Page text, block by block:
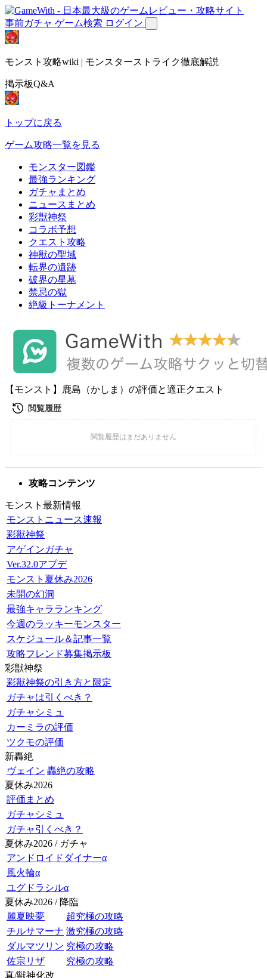
事前ガチャ ゲーム検索 ログイン
モンスト攻略wiki | モンスターストライク徹底解説
掲示板Q&A
トップに戻る
ゲーム攻略一覧を見る
モンスター図鑑
最強ランキング
ガチャまとめ
ニュースまとめ
彩獣神祭
コラボ予想
クエスト攻略
神獣の聖域
転界の遺跡
破界の星墓
禁忌の獄
絶級トーナメント
【モンスト】鹿島（かしま）の評価と適正クエスト
攻略コンテンツ
モンスト最新情報
モンストニュース速報
彩獣神祭
アゲインガチャ
Ver.32.0アプデ
モンスト夏休み2026
未開の幻洞
最強キャラランキング
今週のラッキーモンスター
スケジュール＆記事一覧
攻略フレンド募集掲示板
彩獣神祭
彩獣神祭の引き方と限定
ガチャは引くべき？
ガチャシミュ
カーミラの評価
ツクモの評価
新轟絶
ヴェイン 轟絶の攻略
夏休み2026
評価まとめ
ガチャシミュ
ガチャ引くべき？
夏休み2026 / ガチャ
アンドロイドダイナーα
風火輪α
ユグドラシルα
夏休み2026 / 降臨
麗夏映夢
超究極の攻略
チルサマーナ 激究極の攻略
ダルマツリン 究極の攻略
佐宗リザ
究極の攻略
真/獣神化改